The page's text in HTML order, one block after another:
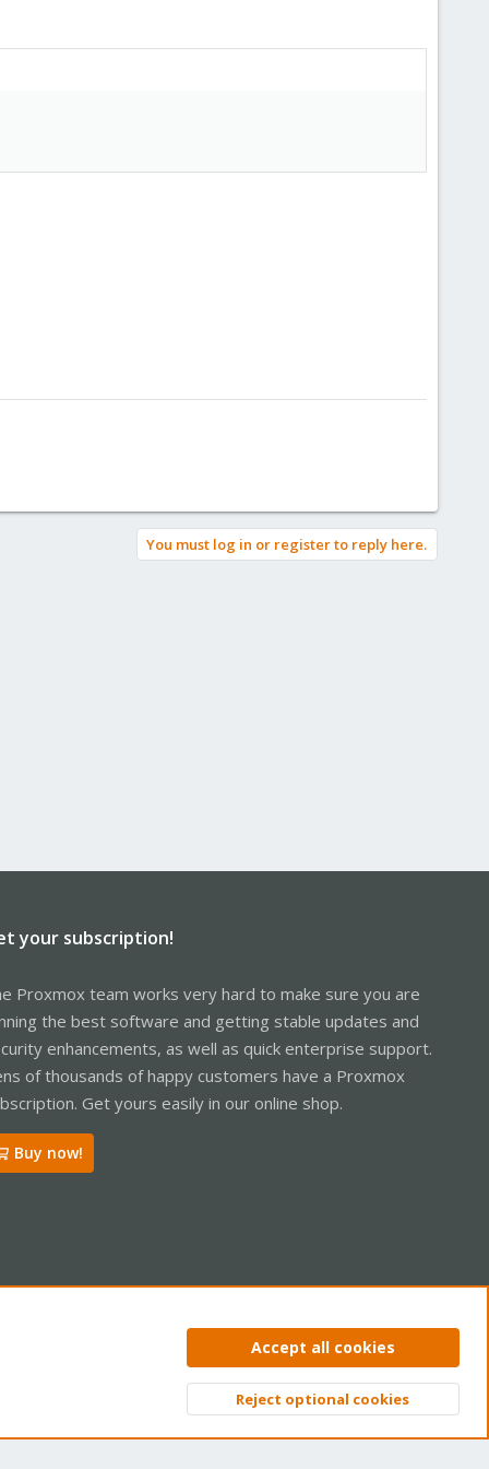
You must log in or register to reply here.
your subscription!
Proxmox team works very hard to make sure you are
the best software and getting stable updates and
enhancements, as well as quick enterprise support.
of thousands of happy customers have a Proxmox
Get yours easily in our online shop.
Buy now!
Privacy policy Help Home
Top
Accept all cookies
Reject optional cookies